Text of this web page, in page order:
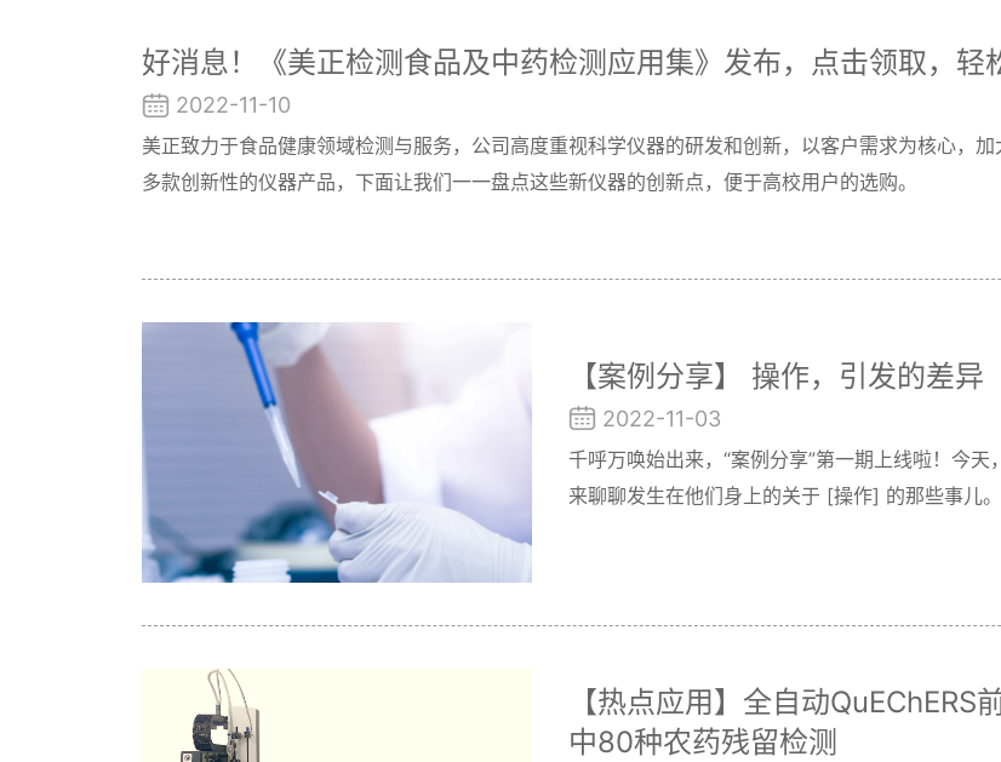
好消息！《美正检测食品及中药检测应用集》发布，点击领取，轻
2022-11-10
美正致力于食品健康领域检测与服务，公司高度重视科学仪器的研发和创新，以客户需求为核心，
多款创新性的仪器产品，下面让我们一一盘点这些新仪器的创新点，便于高校用户的选购。
【案例分享】 操作，引发的差异
2022-11-03
千呼万唤始出来，“案例分享”第一期上线啦！今天
来聊聊发生在他们身上的关于 [操作] 的那些事儿。
【热点应用】全自动
中80种农药残留检测